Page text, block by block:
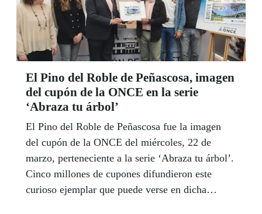
El Pino del Roble de Peñascosa, imagen
del cupón de la ONCE en la serie
‘Abraza tu árbol’
El Pino del Roble de Peñascosa fue la imagen
del cupón de la ONCE del miércoles, 22 de
marzo, perteneciente a la serie ‘Abraza tu árbol’.
Cinco millones de cupones difundieron este
curioso ejemplar que puede verse en dicha